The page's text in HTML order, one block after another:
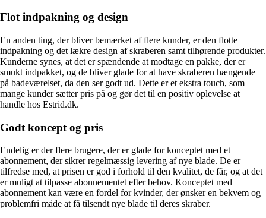
Flot indpakning og design
En anden ting, der bliver bemærket af flere kunder, er den flotte
indpakning og det lækre design af skraberen samt tilhørende produkter.
Kunderne synes, at det er spændende at modtage en pakke, der er
smukt indpakket, og de bliver glade for at have skraberen hængende
på badeværelset, da den ser godt ud. Dette er et ekstra touch, som
mange kunder sætter pris på og gør det til en positiv oplevelse at
handle hos Estrid.dk.
Godt koncept og pris
Endelig er der flere brugere, der er glade for konceptet med et
abonnement, der sikrer regelmæssig levering af nye blade. De er
tilfredse med, at prisen er god i forhold til den kvalitet, de får, og at det
er muligt at tilpasse abonnementet efter behov. Konceptet med
abonnement kan være en fordel for kvinder, der ønsker en bekvem og
problemfri måde at få tilsendt nye blade til deres skraber.